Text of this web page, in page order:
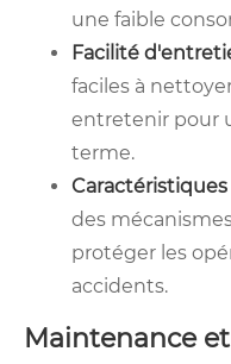
une faible
Facilité
faciles à
entretenir pour
terme.
des
protéger les
accidents.
Maintenance